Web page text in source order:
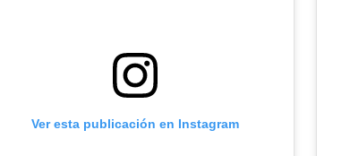
Ver esta publicación en Instagram